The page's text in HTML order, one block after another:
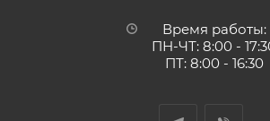
Время работы:
ПН-ЧТ: 8:00 -
ПТ: 8:00 - 16:30